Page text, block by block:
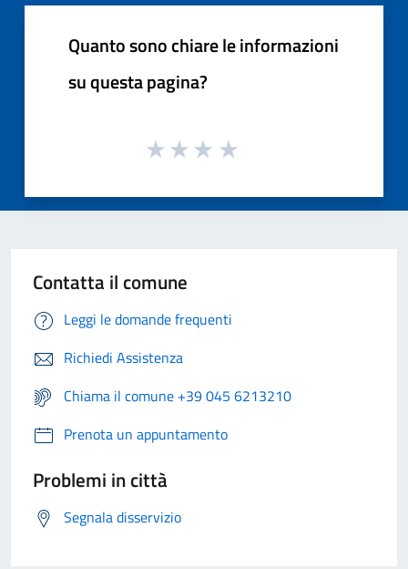
Quanto sono chiare le informazioni
su questa pagina?
Contatta il comune
Leggi le domande frequenti
Richiedi Assistenza
Chiama il comune +39 045 6213210
Prenota un appuntamento
Problemi in città
Segnala disservizio